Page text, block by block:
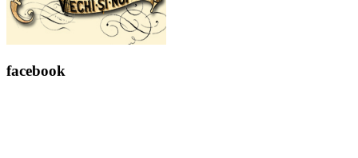
facebook